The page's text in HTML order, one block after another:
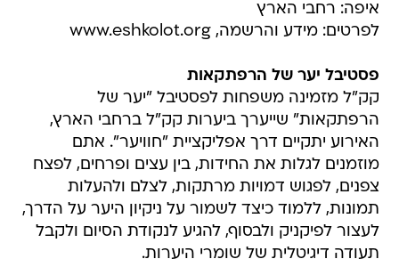
איפה: רחבי הארץ
לפרטים: מידע והרשמה, www.eshkolot.org
פסטיבל יער של הרפתקאות
קק"ל מזמינה משפחות לפסטיבל "יער של
הרפתקאות" שייערך ביערות קק"ל ברחבי הארץ,
האירוע יתקיים דרך אפליקציית "חוויער". אתם
מוזמנים לגלות את החידות, בין עצים ופרחים, לפצח
צפנים, לפגוש דמויות מרתקות, לצלם ולהעלות
תמונות, ללמוד כיצד לשמור על ניקיון היער על הדרך,
לעצור לפיקניק ולבסוף, להגיע לנקודת הסיום ולקבל
תעודה דיגיטלית של שומרי היערות.